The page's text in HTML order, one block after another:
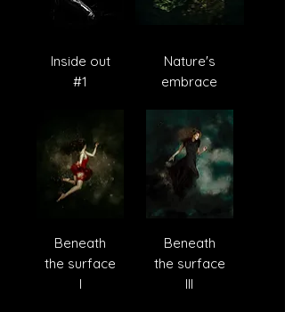
Inside out
#1
Nature's
embrace
Beneath
the surface
I
Beneath
the surface
III